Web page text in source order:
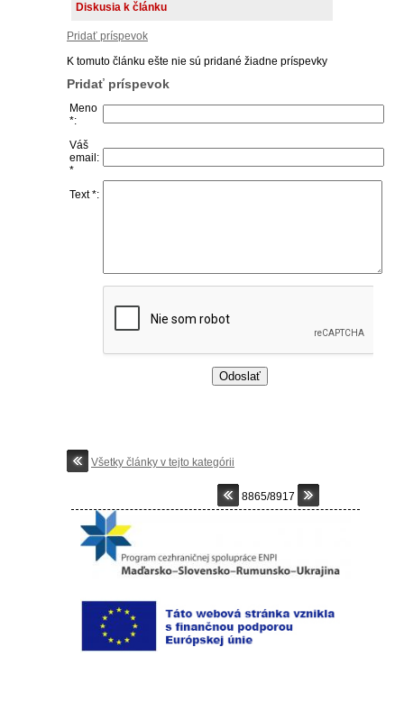
Diskusia k článku
Pridať príspevok
K tomuto článku ešte nie sú pridané žiadne príspevky
Pridať príspevok
Meno
*:
Váš
email:
*
Text *:
Všetky články v tejto kategórii
8865/8917